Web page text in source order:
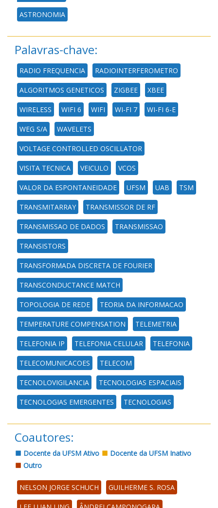
ASTRONOMIA
Palavras-chave:
RADIO FREQUENCIA RADIOINTERFEROMETRO
ALGORITMOS GENETICOS ZIGBEE XBEE
WIRELESS WIFI 6 WIFI WI-FI 7 WI-FI 6-E
WEG S/A WAVELETS
VOLTAGE CONTROLLED OSCILLATOR
VISITA TECNICA VEICULO VCOS
VALOR DA ESPONTANEIDADE UFSM UAB TSM
TRANSMITARRAY TRANSMISSOR DE RF
TRANSMISSAO DE DADOS TRANSMISSAO
TRANSISTORS
TRANSFORMADA DISCRETA DE FOURIER
TRANSCONDUCTANCE MATCH
TOPOLOGIA DE REDE TEORIA DA INFORMACAO
TEMPERATURE COMPENSATION TELEMETRIA
TELEFONIA IP TELEFONIA CELULAR TELEFONIA
TELECOMUNICACOES TELECOM
TECNOLOVIGILANCIA TECNOLOGIAS ESPACIAIS
TECNOLOGIAS EMERGENTES TECNOLOGIAS
Coautores:
Docente da UFSM Ativo
Docente da UFSM Inativo
Outro
NELSON JORGE SCHUCH GUILHERME S. ROSA